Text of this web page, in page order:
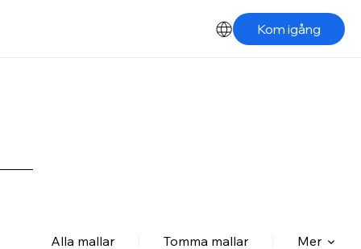
Kom igång
Alla mallar Tomma mallar Mer